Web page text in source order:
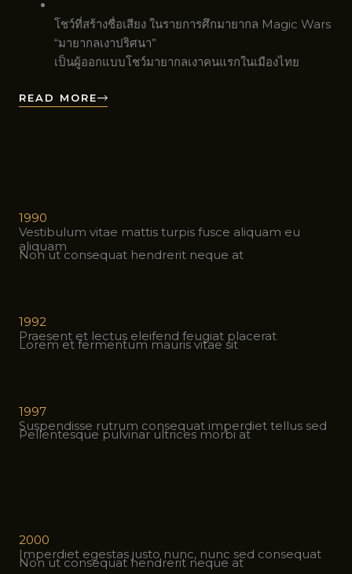
โชว์ที่สร้างชื่อเสียง ในรายการศึกมายากล Magic Wars
“มายากลเงาปริศนา”
เป็นผู้ออกแบบโชว์มายากลเงาคนแรกในเมืองไทย
READ MORE
1990
Vestibulum vitae mattis turpis fusce aliquam eu
aliquam
Non ut consequat hendrerit neque at
1992
Praesent et lectus eleifend feugiat placerat
Lorem et fermentum mauris vitae sit
1997
Suspendisse rutrum consequat imperdiet tellus sed
Pellentesque pulvinar ultrices morbi at
2000
Imperdiet egestas justo nunc, nunc sed consequat
Non ut consequat hendrerit neque at